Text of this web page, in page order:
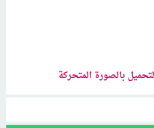
بالصورة المتحركة